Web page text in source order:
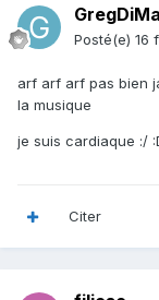
Posté(e) 16
arf arf arf pas bien
la musique
je suis cardiaque :/
Citer